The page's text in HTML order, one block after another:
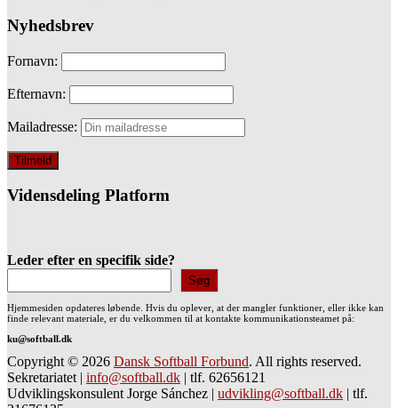
Nyhedsbrev
Fornavn:
Efternavn:
Mailadresse:
Vidensdeling Platform
Leder efter en specifik side?
Søg
Hjemmesiden opdateres løbende. Hvis du oplever, at der mangler funktioner, eller ikke kan
finde relevant materiale, er du velkommen til at kontakte kommunikationsteamet på:
ku@softball.dk
Copyright © 2026 Dansk Softball Forbund. All rights reserved.
Sekretariatet | info@softball.dk | tlf. 62656121
Udviklingskonsulent Jorge Sánchez | udvikling@softball.dk | tlf.